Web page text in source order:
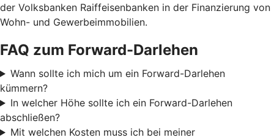
der Volksbanken Raiffeisenbanken in der Finanzierung von
Wohn- und Gewerbeimmobilien.
FAQ zum Forward-Darlehen
Wann sollte ich mich um ein Forward-Darlehen
kümmern?
In welcher Höhe sollte ich ein Forward-Darlehen
abschließen?
Mit welchen Kosten muss ich bei meiner